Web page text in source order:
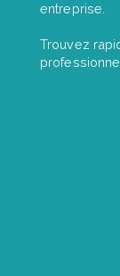
entreprise.
Trouvez